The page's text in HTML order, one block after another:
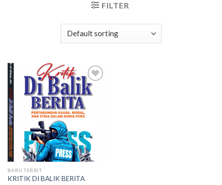
FILTER
Add to
wishlist
BARU TERBIT
KRITIK DI BALIK BERITA